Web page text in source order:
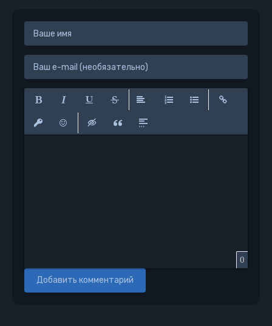
Полужирный
Курсив Подчеркнутый
0
Добавить комментарий